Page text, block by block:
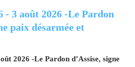
2026 -Le Pardon d’Assise, signe